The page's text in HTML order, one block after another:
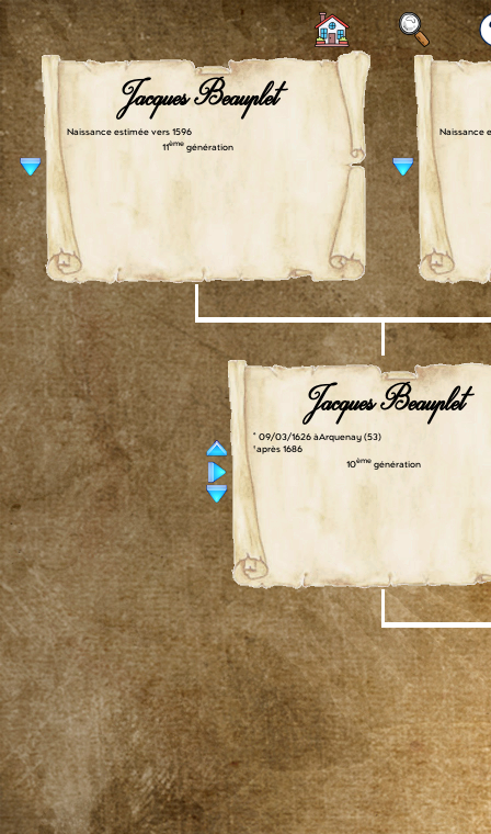
Jacques Beauplet
Naissance estimée vers 1596
11èmegénération
Naissance
Jacques Beauplet
° 09/03/1626 à Arquenay (53)
† après 1686
10ème génération